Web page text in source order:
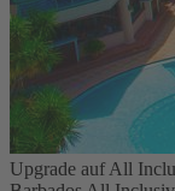
Upgrade auf All